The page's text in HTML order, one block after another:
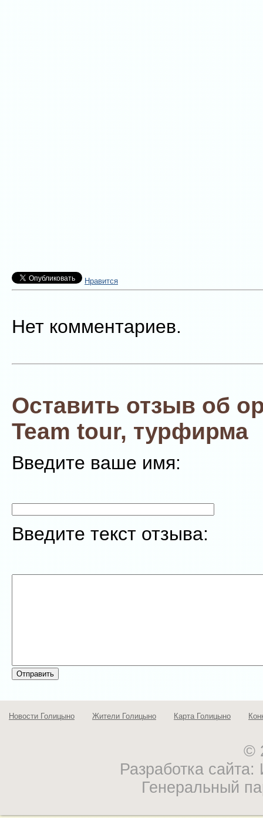
Нравится
Нет комментариев.
Оставить отзыв об
Team tour, турфирма
Введите ваше имя:
Введите текст отзыва:
Новости Голицыно Жители Голицыно Карта Голицыно
©
Разработка
Генеральный